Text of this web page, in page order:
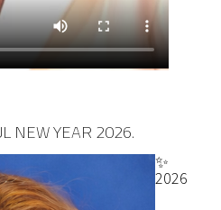
NEW YEAR 2026.
✨
2026